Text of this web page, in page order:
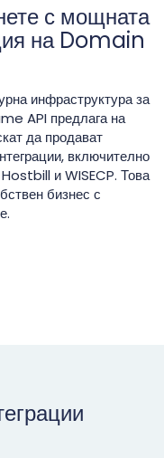
с мощната
на Domain
инфраструктура за
API предлага на
да продават
включително
и WISECP. Това
бизнес с